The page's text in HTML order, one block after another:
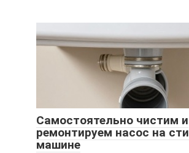
Самостоятельно чистим и
ремонтируем насос на
машине